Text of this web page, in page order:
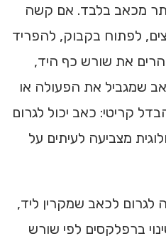
מכאב בלבד. אם קשה
לפתוח בקבוק, להפריד
את שורש כף היד,
שמגביל את הפעולה או
קריטי: כאב יכול לגרום
מצביעה לעיתים על
לגרום לכאב שמקרין ליד,
ברפלקסים לפי שורש